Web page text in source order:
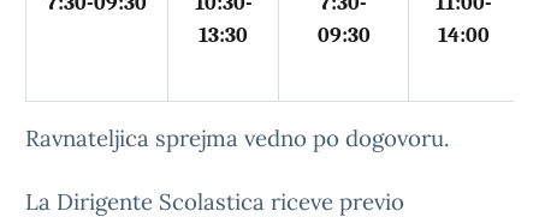
13:30
09:30
14:00
Ravnateljica sprejma vedno po dogovoru.
La Dirigente Scolastica riceve previo